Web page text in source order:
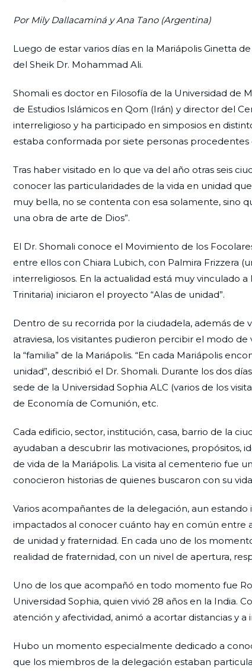
Por Mily Dallacaminá y Ana Tano (Argentina)
Luego de estar varios días en la Mariápolis Ginetta
del Sheik Dr. Mohammad Ali.
Shomali es doctor en Filosofía de la Universidad de
de Estudios Islámicos en Qom (Irán) y director del
interreligioso y ha participado en simposios en
estaba conformada por siete personas procedentes
Tras haber visitado en lo que va del año otras seis
conocer las particularidades de la vida en unidad
muy bella, no se contenta con esa solamente, sino
una obra de arte de Dios”.
El Dr. Shomali conoce el Movimiento de los
entre ellos con Chiara Lubich, con Palmira Frizzera
interreligiosos. En la actualidad está muy vinculado
Trinitaria) iniciaron el proyecto “Alas de unidad”.
Dentro de su recorrida por la ciudadela, además de
atraviesa, los visitantes pudieron percibir el modo
la “familia” de la Mariápolis. “En cada Mariápolis
unidad”, describió el Dr. Shomali. Durante los dos
sede de la Universidad Sophia ALC (varios de los
de Economía de Comunión, etc.
Cada edificio, sector, institución, casa, barrio de la
ayudaban a descubrir las motivaciones, propósitos,
de vida de la Mariápolis. La visita al cementerio fue
conocieron historias de quienes buscaron con su
Varios acompañantes de la delegación, aun
impactados al conocer cuánto hay en común entre
de unidad y fraternidad. En cada uno de los
realidad de fraternidad, con un nivel de apertura,
Uno de los que acompañó en todo momento fue
Universidad Sophia, quien vivió 28 años en la India.
atención y afectividad, animó a acortar distancias y
Hubo un momento especialmente dedicado a
que los miembros de la delegación estaban